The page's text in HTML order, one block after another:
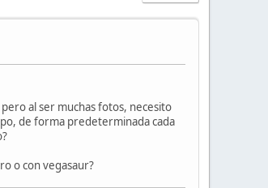
al ser muchas fotos, necesito
de forma predeterminada cada
o con vegasaur?